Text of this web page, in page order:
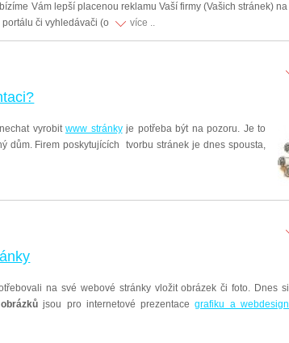
Vám lepší placenou reklamu Vaší firmy (Vašich stránek) na
či vyhledávači (o
více ..
vyrobit www stránkyje potřeba být na pozoru. Je to
dům. Firem poskytujících tvorbu stránek je dnes spousta,
na své webové stránky vložit obrázek či foto. Dnes si
jsou pro internetové prezentacegrafiku a webdesign